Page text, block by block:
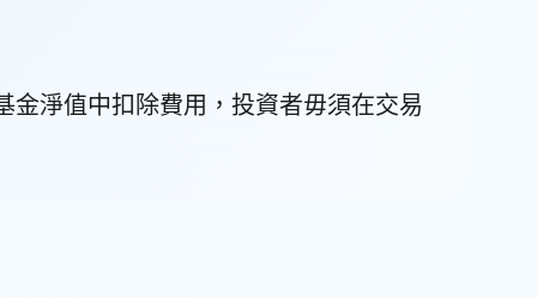
淨值中扣除費用，投資者毋須在交易